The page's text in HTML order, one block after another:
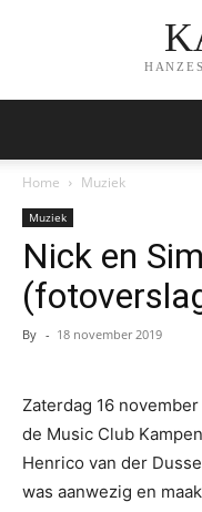
Home Muziek
Muziek
Nick en
By - 18 november 2019
Zaterdag 16
de Music Club
Henrico van der
was aanwezig en